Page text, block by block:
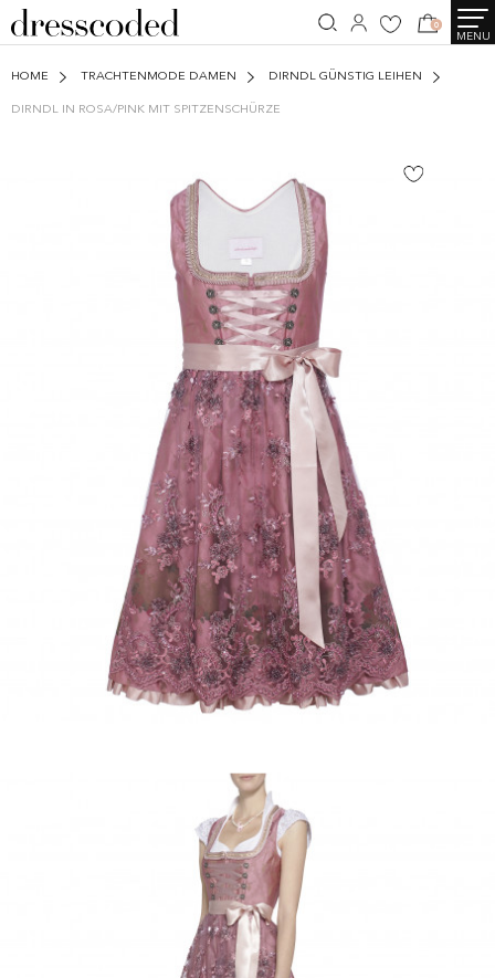
MENU
0
HOME TRACHTENMODE DAMEN DIRNDL GÜNSTIG LEIHEN
DIRNDL IN ROSA/PINK MIT SPITZENSCHÜRZE